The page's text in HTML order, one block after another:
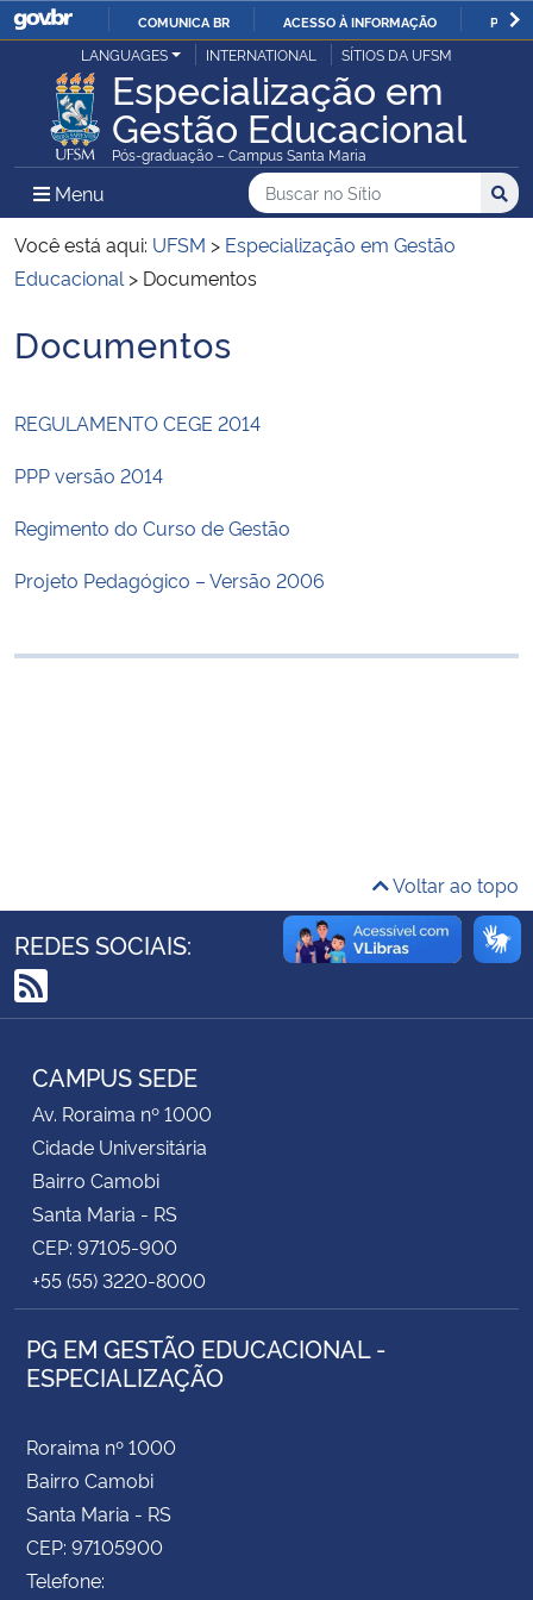
IR
PARA
O
CONTEÚDO
COMUNICA BR ACESSO À INFORMAÇÃO
Ministério da Justiça e Segurança Pública
Ministério da Defesa
Ministério das Relações Exteriores
Ministério da Infraestrutura
Ministério da Agricultura, Pecuária e Abastecimento
Ministério da Educação
Controladoria-Geral da União
Secretaria-Geral
Secretaria de Governo
Gabinete de Segurança Institucional
Advocacia-Geral da União
Banco Central do Brasil
Planalto
LANGUAGES INTERNATIONAL SÍTIOS DA UFSM
Especialização em
Gestão Educacional
Pós-graduação – Campus Santa Maria
Menu Menu Principal do Sítio
Busca
Buscar no no Sítio
Busca:
Você está aqui: UFSM > Especialização em Gestão
Educacional > Documentos
Início do conteúdo
Documentos
REGULAMENTO CEGE 2014
PPP versão 2014
Regimento do Curso de Gestão
Projeto Pedagógico – Versão 2006
Voltar ao topo
REDES SOCIAIS:
RSS
CAMPUS SEDE
Av. Roraima nº 1000
Cidade Universitária
Bairro Camobi
Santa Maria - RS
CEP: 97105-900
+55 (55) 3220-8000
PG EM GESTÃO EDUCACIONAL -
ESPECIALIZAÇÃO
Roraima nº 1000
Bairro Camobi
Santa Maria - RS
CEP: 97105900
Telefone: